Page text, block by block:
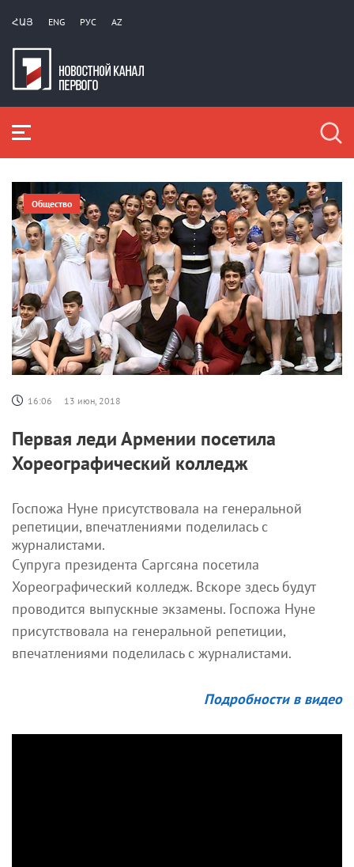
ՀԱՅ ENG РУС AZ
Общество
16:06 13 июн, 2018
Первая леди Армении посетила
Хореографический колледж
Госпожа Нуне присутствовала на генеральной
репетиции, впечатлениями поделилась с
журналистами.
Супруга президента Саргсяна посетила
Хореографический колледж. Вскоре здесь будут
проводится выпускные экзамены. Госпожа Нуне
присутствовала на генеральной репетиции,
впечатлениями поделилась с журналистами.
Подробности в видео